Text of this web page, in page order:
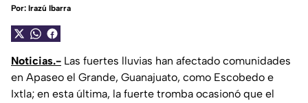
Por: Irazú Ibarra
Noticias.- Las fuertes lluvias han afectado comunidades
en Apaseo el Grande, Guanajuato, como Escobedo e
Ixtla; en esta última, la fuerte tromba ocasionó que el